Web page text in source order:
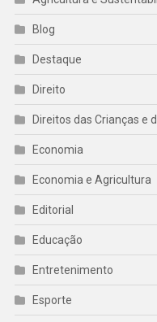
Blog
Destaque
Direito
Direitos das Crianças e
Economia
Economia e Agricultura
Editorial
Educação
Entretenimento
Esporte